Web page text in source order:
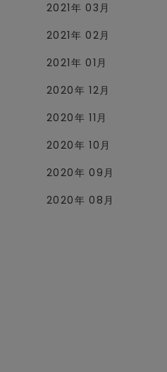
2021年 03月
2021年 02月
2021年 01月
2020年 12月
2020年 11月
2020年 10月
2020年 09月
2020年 08月